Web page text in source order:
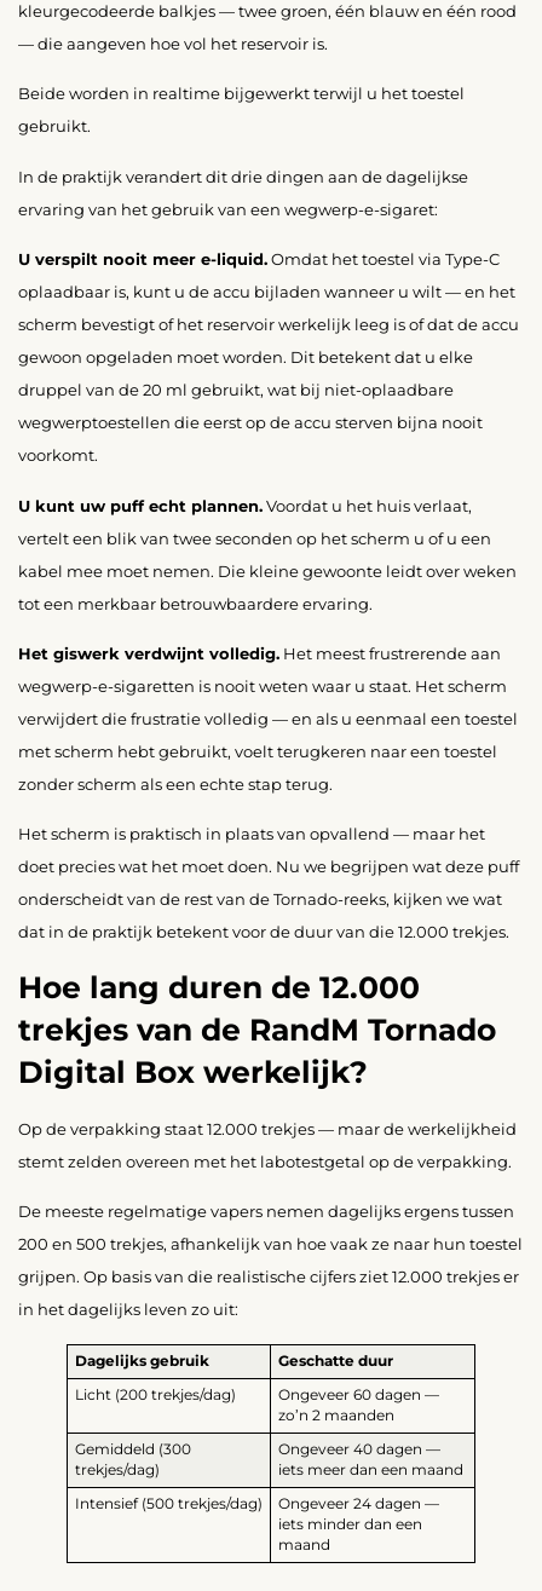
kleurgecodeerde balkjes — twee groen, één blauw en één rood
— die aangeven hoe vol het reservoir is.
Beide worden in realtime bijgewerkt terwijl u het toestel
gebruikt.
In de praktijk verandert dit drie dingen aan de dagelijkse
ervaring van het gebruik van een wegwerp-e-sigaret:
U verspilt nooit meer e-liquid.Omdat het toestel via Type-C
oplaadbaar is, kunt u de accu bijladen wanneer u wilt — en het
scherm bevestigt of het reservoir werkelijk leeg is of dat de accu
gewoon opgeladen moet worden. Dit betekent dat u elke
druppel van de 20 ml gebruikt, wat bij niet-oplaadbare
wegwerptoestellen die eerst op de accu sterven bijna nooit
voorkomt.
U kunt uw puff echt plannen.Voordat u het huis verlaat,
vertelt een blik van twee seconden op het scherm u of u een
kabel mee moet nemen. Die kleine gewoonte leidt over weken
tot een merkbaar betrouwbaardere ervaring.
Het giswerk verdwijnt volledig. Het meest frustrerende aan
wegwerp-e-sigaretten is nooit weten waar u staat. Het scherm
verwijdert die frustratie volledig — en als u eenmaal een toestel
met scherm hebt gebruikt, voelt terugkeren naar een toestel
zonder scherm als een echte stap terug.
Het scherm is praktisch in plaats van opvallend — maar het
doet precies wat het moet doen. Nu we begrijpen wat deze puff
onderscheidt van de rest van de Tornado-reeks, kijken we wat
dat in de praktijk betekent voor de duur van die 12.000 trekjes.
Hoe lang duren de 12.000
trekjes van de RandM Tornado
Digital Box werkelijk?
Op de verpakking staat 12.000 trekjes — maar de werkelijkheid
stemt zelden overeen met het labotestgetal op de verpakking.
De meeste regelmatige vapers nemen dagelijks ergens tussen
200 en 500 trekjes, afhankelijk van hoe vaak ze naar hun toestel
grijpen. Op basis van die realistische cijfers ziet 12.000 trekjes er
in het dagelijks leven zo uit:
Dagelijks gebruik
Geschatte duur
Licht (200 trekjes/dag)
Ongeveer 60 dagen —
zo’n 2 maanden
Gemiddeld (300
trekjes/dag)
Ongeveer 40 dagen —
iets meer dan een maand
Intensief (500 trekjes/dag)
Ongeveer 24 dagen —
iets minder dan een
maand